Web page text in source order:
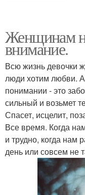
Женщинам
внимание.
Всю жизнь девочки
люди хотим любви.
понимании - это
сильный и возьмет
Спасет, исцелит,
Все время. Когда
и трудно, когда нам
день или совсем не